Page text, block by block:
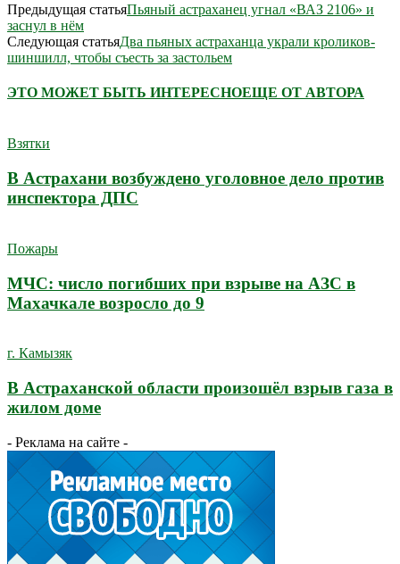
Предыдущая статьяПьяный астраханец угнал «ВАЗ 2106» и
заснул в нём
Следующая статьяДва пьяных астраханца украли кроликов-
шиншилл, чтобы съесть за застольем
ЭТО МОЖЕТ БЫТЬ ИНТЕРЕСНОЕЩЕ ОТ АВТОРА
Взятки
В Астрахани возбуждено уголовное дело против
инспектора ДПС
Пожары
МЧС: число погибших при взрыве на АЗС в
Махачкале возросло до 9
г. Камызяк
В Астраханской области произошёл взрыв газа в
жилом доме
- Реклама на сайте -